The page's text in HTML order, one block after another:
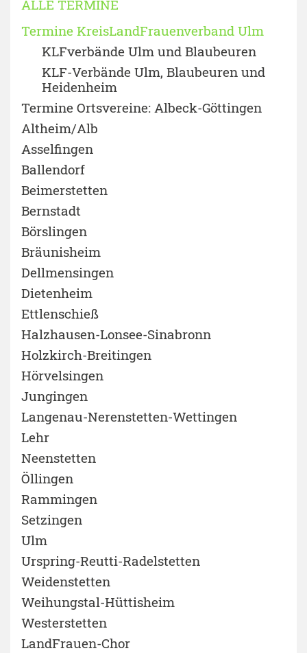
ALLE TERMINE
Termine KreisLandFrauenverband Ulm
KLFverbände Ulm und Blaubeuren
KLF-Verbände Ulm, Blaubeuren und
Heidenheim
Termine Ortsvereine: Albeck-Göttingen
Altheim/Alb
Asselfingen
Ballendorf
Beimerstetten
Bernstadt
Börslingen
Bräunisheim
Dellmensingen
Dietenheim
Ettlenschieß
Halzhausen-Lonsee-Sinabronn
Holzkirch-Breitingen
Hörvelsingen
Jungingen
Langenau-Nerenstetten-Wettingen
Lehr
Neenstetten
Öllingen
Rammingen
Setzingen
Ulm
Urspring-Reutti-Radelstetten
Weidenstetten
Weihungstal-Hüttisheim
Westerstetten
LandFrauen-Chor